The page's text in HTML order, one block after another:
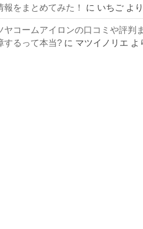
報をまとめてみた！
に いちご より
ヤコームアイロンの口コミや評判
するって本当? に マツイノリエ よ